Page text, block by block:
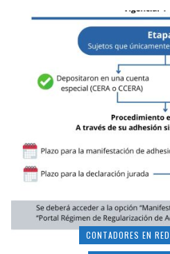
CONTADORES EN RED